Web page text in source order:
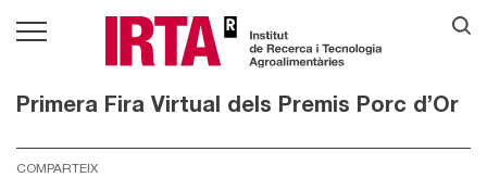
Primera Fira Virtual dels Premis Porc d’Or
COMPARTEIX